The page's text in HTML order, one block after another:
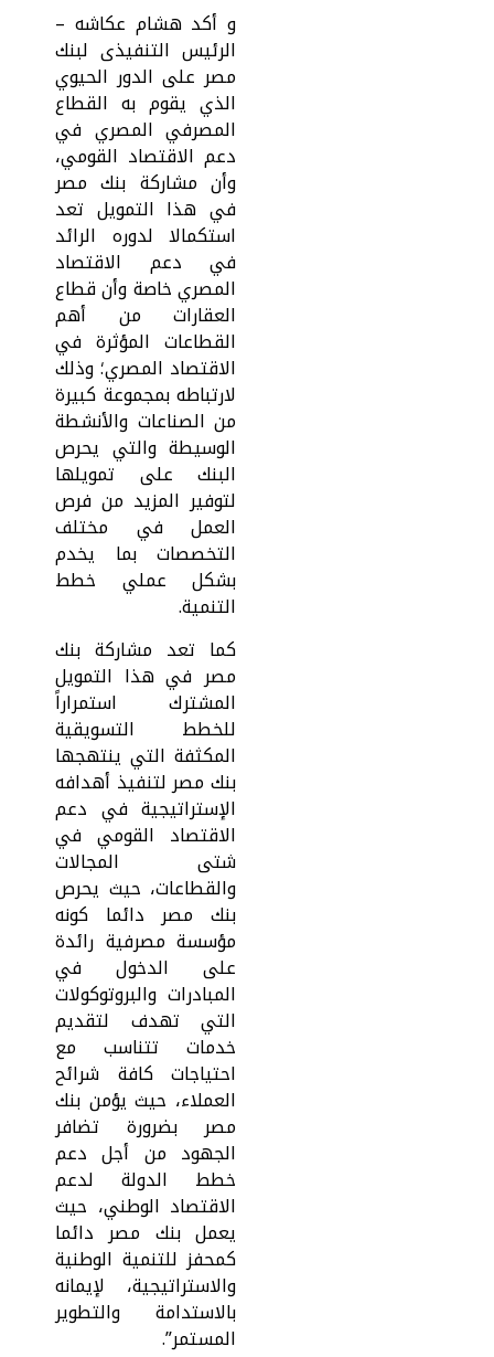
و أكد هشام عكاشه –
الرئيس التنفيذى لبنك
مصر على الدور الحيوي
الذي يقوم به القطاع
المصرفي المصري في
دعم الاقتصاد القومي،
وأن مشاركة بنك مصر
في هذا التمويل تعد
استكمالا لدوره الرائد
في دعم الاقتصاد
المصري خاصة وأن قطاع
العقارات من أهم
القطاعات المؤثرة في
الاقتصاد المصري؛ وذلك
لارتباطه بمجموعة كبيرة
من الصناعات والأنشطة
الوسيطة والتي يحرص
البنك على تمويلها
لتوفير المزيد من فرص
العمل في مختلف
التخصصات بما يخدم
بشكل عملي خطط
التنمية.
كما تعد مشاركة بنك
مصر في هذا التمويل
المشترك استمراراً
للخطط التسويقية
المكثفة التي ينتهجها
بنك مصر لتنفيذ أهدافه
الإستراتيجية في دعم
الاقتصاد القومي في
شتى المجالات
والقطاعات، حيث يحرص
بنك مصر دائما كونه
مؤسسة مصرفية رائدة
على الدخول في
المبادرات والبروتوكولات
التي تهدف لتقديم
خدمات تتناسب مع
احتياجات كافة شرائح
العملاء، حيث يؤمن بنك
مصر بضرورة تضافر
الجهود من أجل دعم
خطط الدولة لدعم
الاقتصاد الوطني، حيث
يعمل بنك مصر دائما
كمحفز للتنمية الوطنية
والاستراتيجية، لإيمانه
بالاستدامة والتطوير
المستمر”.